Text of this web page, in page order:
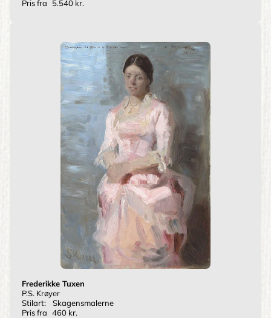
Pris fra 5.540 kr.
Frederikke Tuxen
P.S. Krøyer
Stilart:
Skagensmalerne
Pris fra 460 kr.